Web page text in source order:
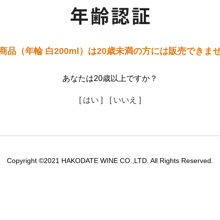
品（年輪 白200ml）は20歳未満の方には販売できま
あなたは20歳以上ですか？
[ はい ] [ いいえ ]
Copyright ©2021 HAKODATE WINE CO.,LTD. All Rights Reserved.